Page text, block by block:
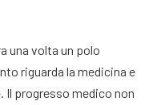
una volta un polo
riguarda la medicina e
. Il progresso medico non